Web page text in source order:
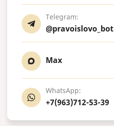
Telegram:
@pravoislovo_bot
Max
WhatsApp:
+7(963)712-53-39